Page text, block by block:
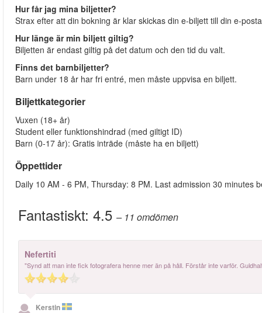
Hur får jag mina biljetter?
Strax efter att din bokning är klar skickas din e-biljett till din e-
Hur länge är min biljett giltig?
Biljetten är endast giltig på det datum och den tid du valt.
Finns det barnbiljetter?
Barn under 18 år har fri entré, men måste uppvisa en biljett.
Biljettkategorier
Vuxen (18+ år)
Student eller funktionshindrad (med giltigt ID)
Barn (0-17 år): Gratis inträde (måste ha en biljett)
Öppettider
Daily 10 AM - 6 PM, Thursday: 8 PM. Last admission 30 minutes
Fantastiskt: 4.5 – 11 omdömen
Nefertiti
"Synd att man inte fick fotografera henne mer än på håll. Förstår inte varför.
Kerstin